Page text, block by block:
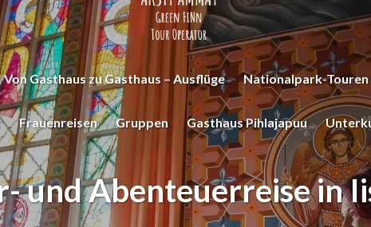
Von Gasthaus zu Gasthaus – Ausflüge Nationalpark-Touren
Frauenreisen Gruppen Gasthaus Pihlajapuu
und Abenteuerreise in